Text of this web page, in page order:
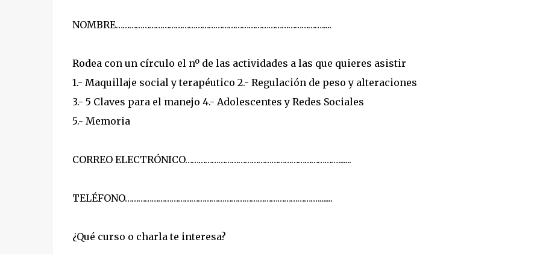
NOMBRE………………………………………………………………………………….....
Rodea con un círculo el nº de las actividades a las que quieres asistir
1.- Maquillaje social y terapéutico 2.- Regulación de peso y alteraciones
3.- 5 Claves para el manejo 4.- Adolescentes y Redes Sociales
5.- Memoria
CORREO ELECTRÓNICO…………………………………………………………….......
TELÉFONO……………………………………………………………………………........
¿Qué curso o charla te interesa?